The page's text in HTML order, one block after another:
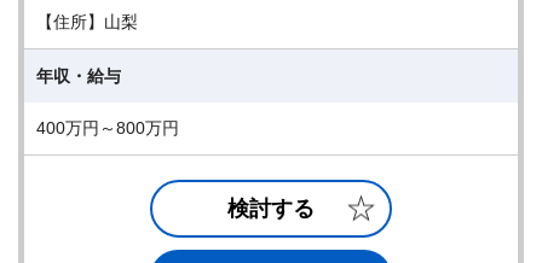
【住所】山梨
年収・給与
400万円～800万円
検討する